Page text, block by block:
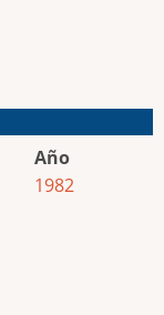
Año
1982